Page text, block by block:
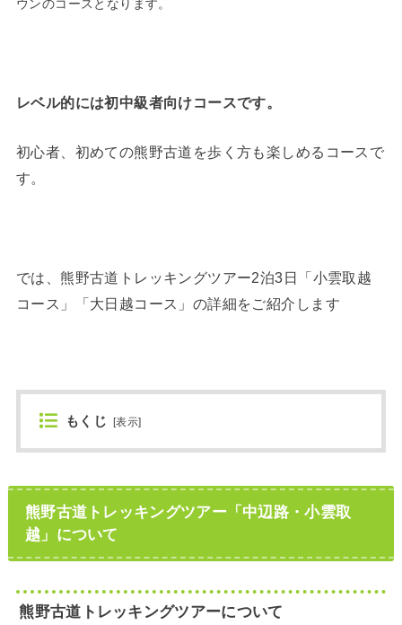
ウンのコースとなります。
レベル的には初中級者向けコースです。
初心者、初めての熊野古道を歩く方も楽しめるコースで
す。
では、熊野古道トレッキングツアー2泊3日「小雲取越
コース」「大日越コース」の詳細をご紹介します
もくじ [表示]
熊野古道トレッキングツアー「中辺路・小雲取
越」について
熊野古道トレッキングツアーについて